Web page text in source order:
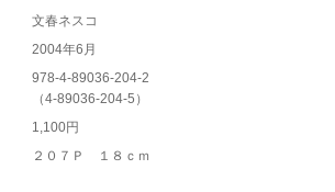
文春ネスコ
2004年6月
978-4-89036-204-2
（4-89036-204-5 ）
1,100円
２０７Ｐ １８ｃｍ